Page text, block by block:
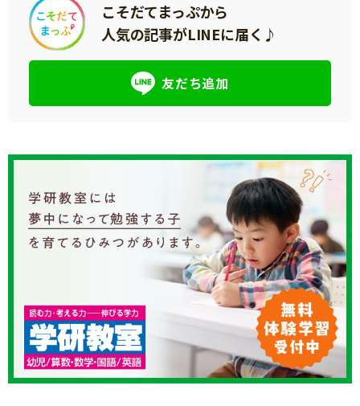
こそだてまっぷから
人気の記事がLINEに届く♪
友だち追加